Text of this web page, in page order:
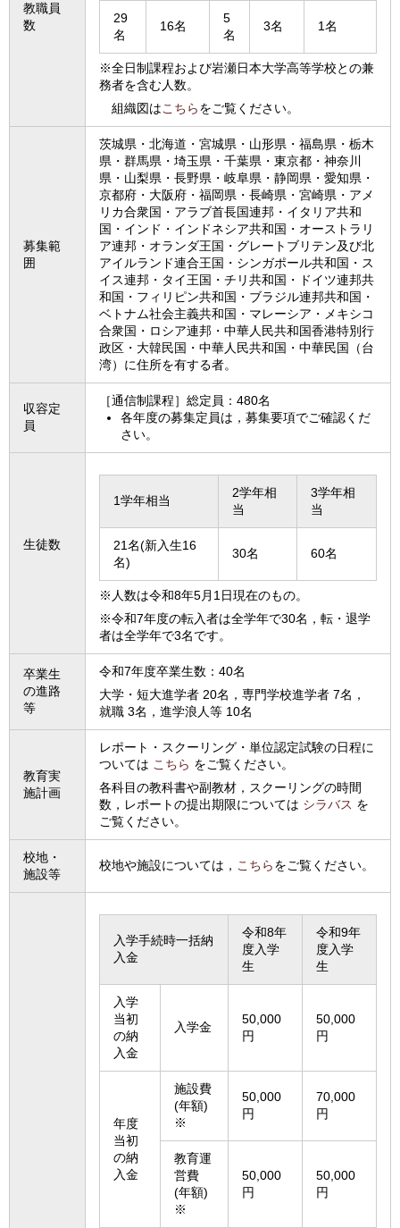
教職員
数
29
名
16名
5
名
3名 1名
※全日制課程および岩瀬日本大学高等学校との兼
務者を含む人数。
組織図はこちらをご覧ください。
募集範
囲
茨城県・北海道・宮城県・山形県・福島県・栃木
県・群馬県・埼玉県・千葉県・東京都・神奈川
県・山梨県・長野県・岐阜県・静岡県・愛知県・
京都府・大阪府・福岡県・長崎県・宮崎県・アメ
リカ合衆国・アラブ首長国連邦・イタリア共和
国・インド・インドネシア共和国・オーストラリ
ア連邦・オランダ王国・グレートブリテン及び北
アイルランド連合王国・シンガポール共和国・ス
イス連邦・タイ王国・チリ共和国・ドイツ連邦共
和国・フィリピン共和国・ブラジル連邦共和国・
ベトナム社会主義共和国・マレーシア・メキシコ
合衆国・ロシア連邦・中華人民共和国香港特別行
政区・大韓民国・中華人民共和国・中華民国（台
湾）に住所を有する者。
収容定
員
［通信制課程］総定員：480名
各年度の募集定員は，募集要項でご確認くだ
さい。
生徒数
1学年相当
2学年相
当
3学年相
当
21名(新入生16
名)
30名 60名
※人数は令和8年5月1日現在のもの。
※令和7年度の転入者は全学年で30名，転・退学
者は全学年で3名です。
卒業生
の進路
等
令和7年度卒業生数：40名
大学・短大進学者 20名，専門学校進学者 7名，
就職 3名，進学浪人等 10名
教育実
施計画
レポート・スクーリング・単位認定試験の日程に
ついては こちら をご覧ください。
各科目の教科書や副教材，スクーリングの時間
数，レポートの提出期限については シラバス を
ご覧ください。
校地・
施設等
校地や施設については， こちらをご覧ください。
入学手続時一括納
入金
令和8年
度入学
生
令和9年
度入学
生
入学
当初
の納
入金
入学金
50,000
円
50,000
円
年度
当初
の納
入金
施設費
(年額)
※
50,000
円
70,000
円
教育運
営費
(年額)
※
50,000
円
50,000
円